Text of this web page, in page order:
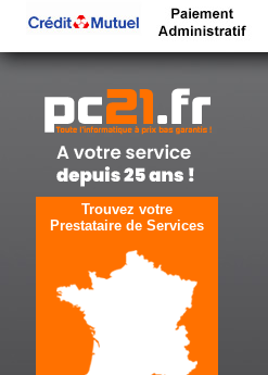
Trouvez votre
Prestataire de Services